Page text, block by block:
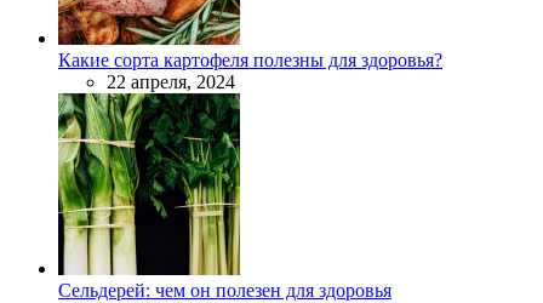
Какие сорта картофеля полезны для здоровья?
22 апреля, 2024
Сельдерей: чем он полезен для здоровья